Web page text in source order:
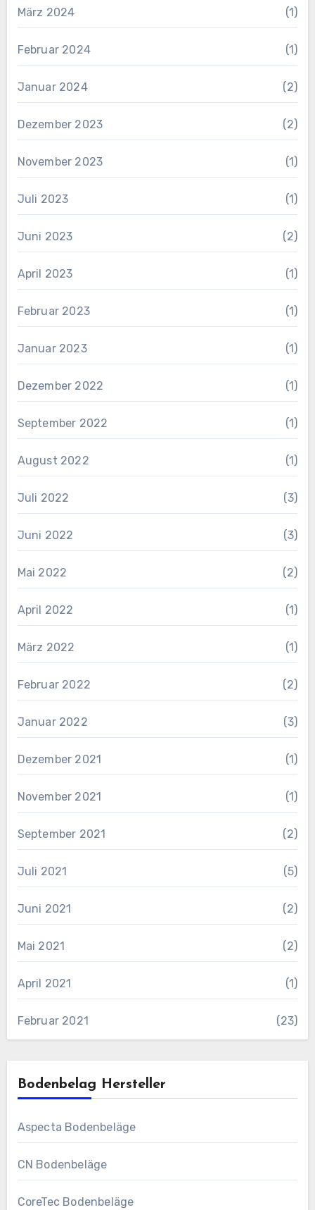
März 2024 (1)
Februar 2024 (1)
Januar 2024 (2)
Dezember 2023 (2)
November 2023 (1)
Juli 2023 (1)
Juni 2023 (2)
April 2023 (1)
Februar 2023 (1)
Januar 2023 (1)
Dezember 2022 (1)
September 2022 (1)
August 2022 (1)
Juli 2022 (3)
Juni 2022 (3)
Mai 2022 (2)
April 2022 (1)
März 2022 (1)
Februar 2022 (2)
Januar 2022 (3)
Dezember 2021 (1)
November 2021 (1)
September 2021 (2)
Juli 2021 (5)
Juni 2021 (2)
Mai 2021 (2)
April 2021 (1)
Februar 2021 (23)
Bodenbelag Hersteller
Aspecta Bodenbeläge
CN Bodenbeläge
CoreTec Bodenbeläge